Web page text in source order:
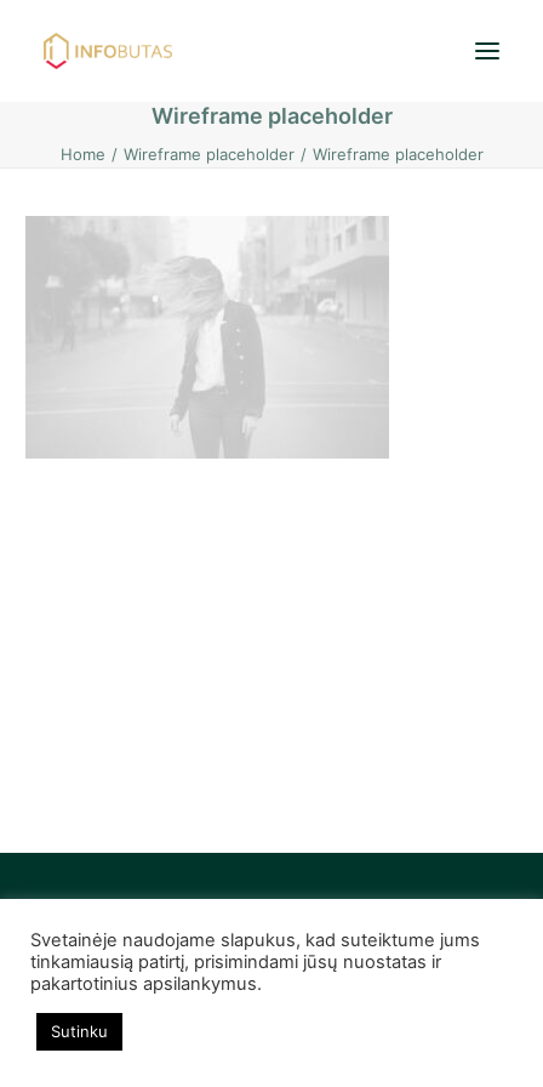
Pradžia
Butai
Namai / Kotedžai
Wireframe placeholder
Home Wireframe placeholder Wireframe placeholder
© 2022 Infobutas. Visos teisės saugomos
Svetainėje naudojame slapukus, kad suteiktume jums
tinkamiausią patirtį, prisimindami jūsų nuostatas ir
pakartotinius apsilankymus.
Sutinku